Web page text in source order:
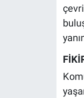
Ne demişti
Programlar